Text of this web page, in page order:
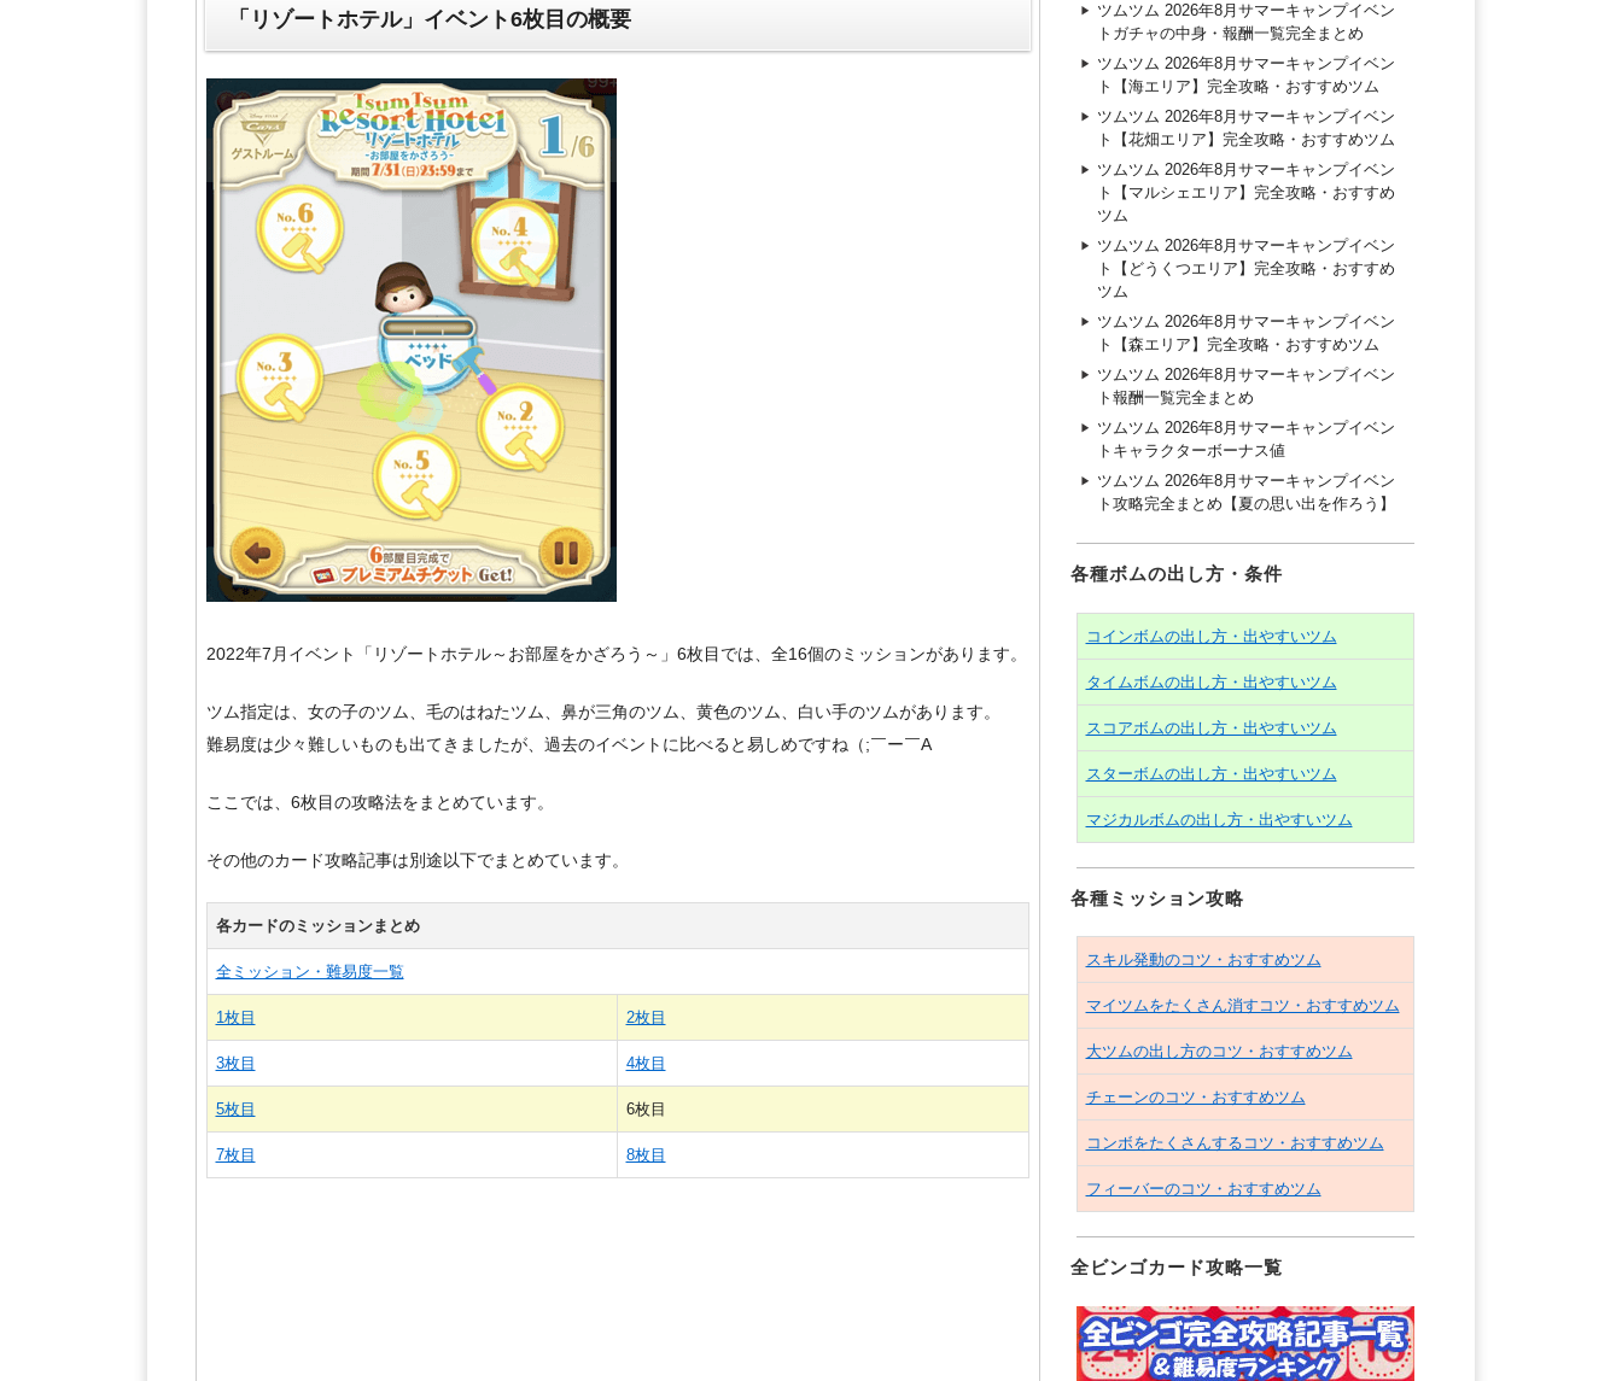
「リゾートホテル」イベント6枚目の概要
2022年7月イベント「リゾートホテル～お部屋をかざろう～」6枚目では、全16個のミッションがあります。
ツム指定は、女の子のツム、毛のはねたツム、鼻が三角のツム、黄色のツム、白い手のツムがあります。
難易度は少々難しいものも出てきましたが、過去のイベントに比べると易しめですね（;￣ー￣A
ここでは、6枚目の攻略法をまとめています。
その他のカード攻略記事は別途以下でまとめています。
各カードのミッションまとめ
全ミッション・難易度一覧
1枚目 2枚目
3枚目 4枚目
5枚目 6枚目
7枚目 8枚目
ツムツム 2026年8月サマーキャンプイベン
トガチャの中身・報酬一覧完全まとめ
ツムツム 2026年8月サマーキャンプイベン
ト【海エリア】完全攻略・おすすめツム
ツムツム 2026年8月サマーキャンプイベン
ト【花畑エリア】完全攻略・おすすめツム
ツムツム 2026年8月サマーキャンプイベン
ト【マルシェエリア】完全攻略・おすすめ
ツム
ツムツム 2026年8月サマーキャンプイベン
ト【どうくつエリア】完全攻略・おすすめ
ツム
ツムツム 2026年8月サマーキャンプイベン
ト【森エリア】完全攻略・おすすめツム
ツムツム 2026年8月サマーキャンプイベン
ト報酬一覧完全まとめ
ツムツム 2026年8月サマーキャンプイベン
トキャラクターボーナス値
ツムツム 2026年8月サマーキャンプイベン
ト攻略完全まとめ【夏の思い出を作ろう】
各種ボムの出し方・条件
コインボムの出し方・出やすいツム
タイムボムの出し方・出やすいツム
スコアボムの出し方・出やすいツム
スターボムの出し方・出やすいツム
マジカルボムの出し方・出やすいツム
各種ミッション攻略
スキル発動のコツ・おすすめツム
マイツムをたくさん消すコツ・おすすめツム
大ツムの出し方のコツ・おすすめツム
チェーンのコツ・おすすめツム
コンボをたくさんするコツ・おすすめツム
フィーバーのコツ・おすすめツム
全ビンゴカード攻略一覧